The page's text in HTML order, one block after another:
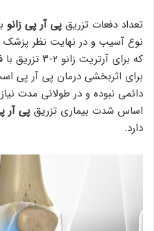
تعداد دفعات تزریق پی آر پی زانو
نوع آسیب و در نهایت نظر پزشک
که برای
برای اثربخشی درمان پی آر پی
دائمی نبوده و در طولانی مدت
اساس شدت بیماری تزریق پی آر
دارد.